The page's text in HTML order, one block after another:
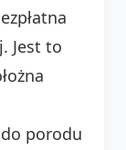
Jest to
porodu